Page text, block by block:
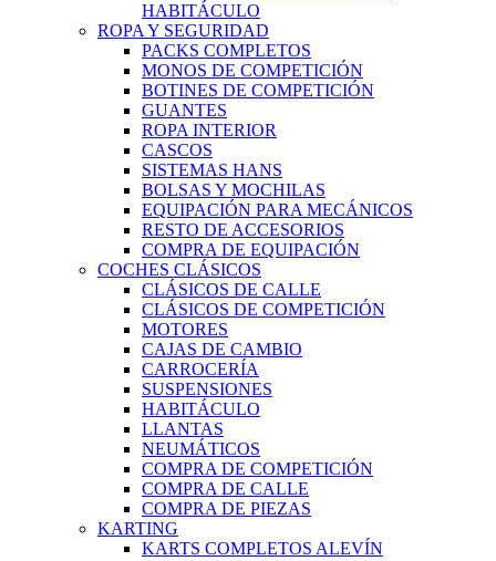
HABITÁCULO
ROPA Y SEGURIDAD
PACKS COMPLETOS
MONOS DE COMPETICIÓN
BOTINES DE COMPETICIÓN
GUANTES
ROPA INTERIOR
CASCOS
SISTEMAS HANS
BOLSAS Y MOCHILAS
EQUIPACIÓN PARA MECÁNICOS
RESTO DE ACCESORIOS
COMPRA DE EQUIPACIÓN
COCHES CLÁSICOS
CLÁSICOS DE CALLE
CLÁSICOS DE COMPETICIÓN
MOTORES
CAJAS DE CAMBIO
CARROCERÍA
SUSPENSIONES
HABITÁCULO
LLANTAS
NEUMÁTICOS
COMPRA DE COMPETICIÓN
COMPRA DE CALLE
COMPRA DE PIEZAS
KARTING
KARTS COMPLETOS ALEVÍN